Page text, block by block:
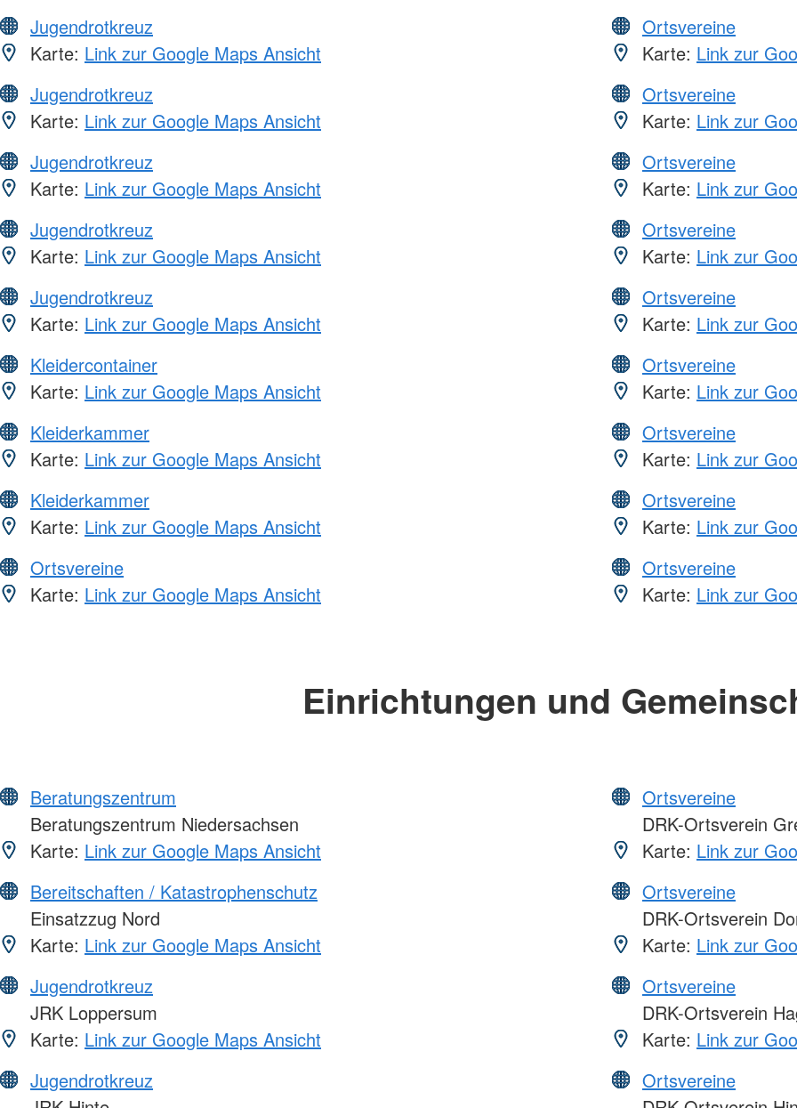
Jugendrotkreuz
Karte: Link zur Google Maps Ansicht
Jugendrotkreuz
Karte: Link zur Google Maps Ansicht
Jugendrotkreuz
Karte: Link zur Google Maps Ansicht
Jugendrotkreuz
Karte: Link zur Google Maps Ansicht
Jugendrotkreuz
Karte: Link zur Google Maps Ansicht
Kleidercontainer
Karte: Link zur Google Maps Ansicht
Kleiderkammer
Karte: Link zur Google Maps Ansicht
Kleiderkammer
Karte: Link zur Google Maps Ansicht
Ortsvereine
Karte: Link zur Google Maps Ansicht
Ortsvereine
Karte: Link zur
Ortsvereine
Karte: Link zur
Ortsvereine
Karte: Link zur
Ortsvereine
Karte: Link zur
Ortsvereine
Karte: Link zur
Ortsvereine
Karte: Link zur
Ortsvereine
Karte: Link zur
Ortsvereine
Karte: Link zur
Ortsvereine
Karte: Link zur
Einrichtungen und
Beratungszentrum
Beratungszentrum Niedersachsen
Karte: Link zur Google Maps Ansicht
Bereitschaften / Katastrophenschutz
Einsatzzug Nord
Karte: Link zur Google Maps Ansicht
Jugendrotkreuz
JRK Loppersum
Karte: Link zur Google Maps Ansicht
Jugendrotkreuz
Ortsvereine
DRK-Ortsverein
Karte: Link zur
Ortsvereine
DRK-Ortsverein
Karte: Link zur
Ortsvereine
DRK-Ortsverein
Karte: Link zur
Ortsvereine